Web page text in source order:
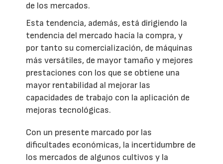
de los mercados.
Esta tendencia, además, está dirigiendo la
tendencia del mercado hacía la compra, y
por tanto su comercialización, de máquinas
más versátiles, de mayor tamaño y mejores
prestaciones con los que se obtiene una
mayor rentabilidad al mejorar las
capacidades de trabajo con la aplicación de
mejoras tecnológicas.
Con un presente marcado por las
dificultades económicas, la incertidumbre de
los mercados de algunos cultivos y la